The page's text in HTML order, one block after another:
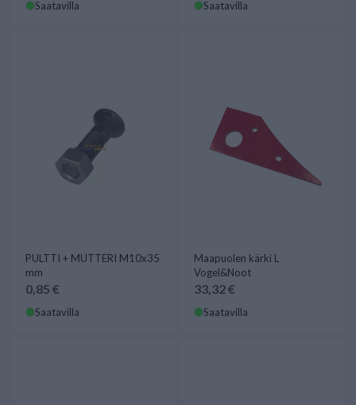
Saatavilla Saatavilla
PULTTI + MUTTERI M10x35
mm
0,85 €
Saatavilla
Maapuolen kärki L
Vogel&Noot
33,32 €
Saatavilla